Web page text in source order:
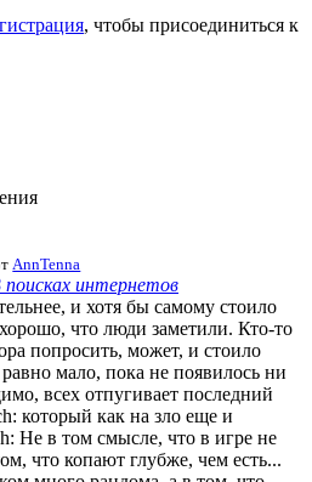
, чтобы присоединиться к
AnnTenna
поисках интернетов
и хотя бы самому стоило
что люди заметили. Кто-то
попросить, может, и стоило
мало, пока не появилось ни
всех отпугивает последний
который как на зло еще и
Не в том смысле, что в игре не
что копают глубже, чем есть...